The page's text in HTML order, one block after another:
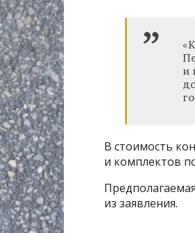
и
В стоимость
и комплектов
из заявления.